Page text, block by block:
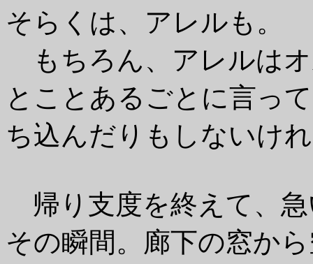
そらくは、アレルも。
もちろん、アレルは
とことあるごとに言っ
ち込んだりもしないけ
帰り支度を終えて、
その瞬間。廊下の窓か